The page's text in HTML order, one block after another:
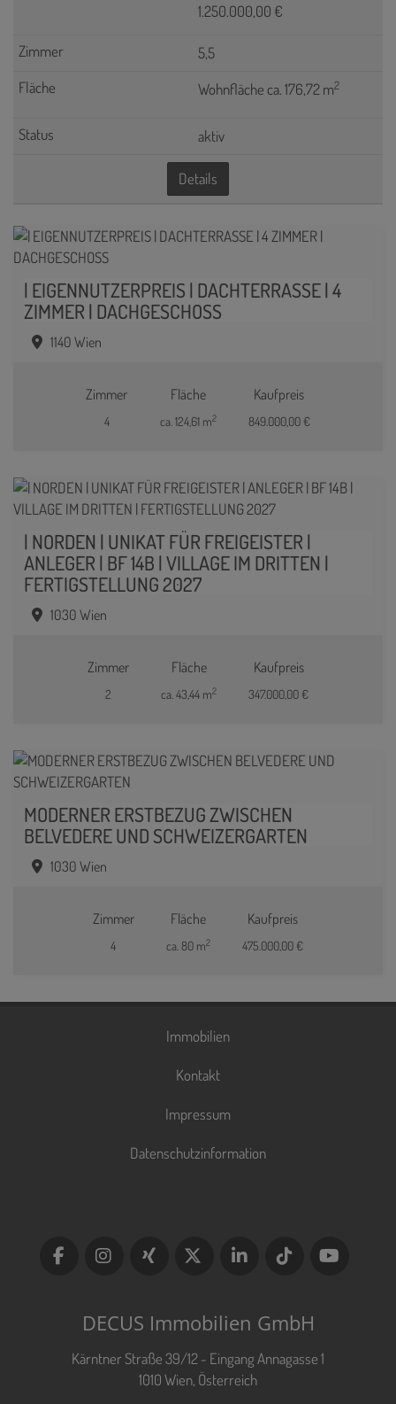
1.250.000,00 €
5,5
Wohnfläche ca. 176,72 m2
aktiv
Details
| EIGENNUTZERPREIS | DACHTERRASSE | 4
ZIMMER | DACHGESCHOSS
1140 Wien
Zimmer
4
Fläche
ca. 124,61 m2
Kaufpreis
849.000,00 €
| NORDEN | UNIKAT FÜR FREIGEISTER |
ANLEGER | BF 14B | VILLAGE IM DRITTEN |
FERTIGSTELLUNG 2027
1030 Wien
Zimmer
2
Fläche
ca. 43,44 m2
Kaufpreis
347.000,00 €
MODERNER ERSTBEZUG ZWISCHEN
BELVEDERE UND SCHWEIZERGARTEN
1030 Wien
Zimmer
4
Fläche
ca. 80 m2
Kaufpreis
475.000,00 €
Immobilien
Kontakt
Impressum
Datenschutzinformation
DECUS Immobilien GmbH
Kärntner Straße 39/12 - Eingang Annagasse 1
1010 Wien, Österreich